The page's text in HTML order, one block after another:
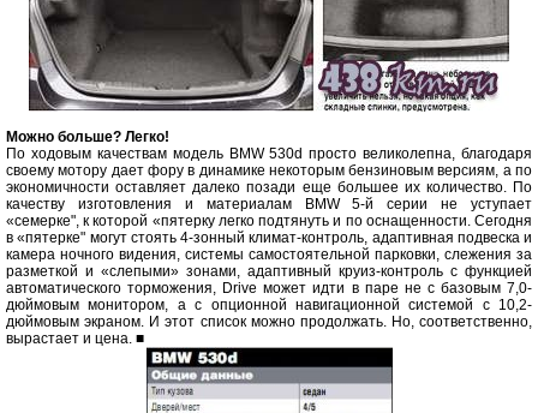
Можно больше? Легко!
По ходовым качествам модель BMW 530d просто великолепна, благодаря
своему мотору дает фору в динамике некоторым бензиновым версиям, а по
экономичности оставляет далеко позади еще большее их количество. По
качеству изготовления и материалам BMW 5-й серии не уступает
«семерке", к которой «пятерку легко подтянуть и по оснащенности. Сегодня
в «пятерке" могут стоять 4-зонный климат-контроль, адаптивная подвеска и
камера ночного видения, системы самостоятельной парковки, слежения за
разметкой и «слепыми» зонами, адаптивный круиз-контроль с функцией
автоматического торможения, Drive может идти в паре не с базовым 7,0-
дюймовым монитором, а с опционной навигационной системой с 10,2-
дюймовым экраном. И этот список можно продолжать. Но, соответственно,
вырастает и цена. ■